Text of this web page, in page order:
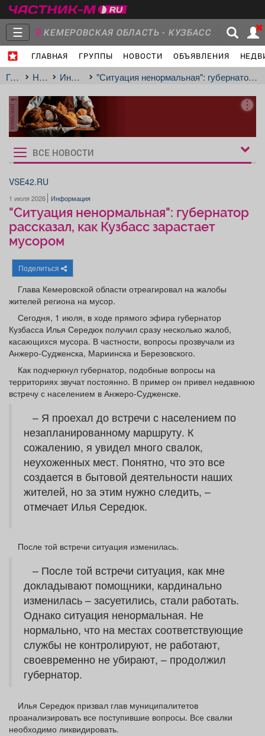
☰ КЕМЕРОВСКАЯ ОБЛАСТЬ - КУЗБАСС
ГЛАВНАЯ ГРУППЫ НОВОСТИ ОБЪЯВЛЕНИЯ
Главная
Группы Новости
Объявления Недвижимость Услуги
Работа Компании
Афиша
Товары Поздравления Погода
ГлавнаяНовостиИнформация "Ситуация ненормальная": губернатор рассказал, как Кузбасс зарастает мусором
реклама
Рукбрики
новостей
ВСЕ НОВОСТИ
VSE42.RU
1 июля 2026 Информация
"Ситуация ненормальная": губернатор
рассказал, как Кузбасс зарастает
мусором
Поделиться
Глава Кемеровской области отреагировал на жалобы
жителей региона на мусор.
Сегодня, 1 июля, в ходе прямого эфира губернатор
Кузбасса Илья Середюк получил сразу несколько жалоб,
касающихся мусора. В частности, вопросы прозвучали из
Анжеро-Судженска, Мариинска и Березовского.
Как подчеркнул губернатор, подобные вопросы на
территориях звучат постоянно. В пример он привел недавнюю
встречу с населением в Анжеро-Судженске.
– Я проехал до встречи с населением по
незапланированному маршруту. К
сожалению, я увидел много свалок,
неухоженных мест. Понятно, что это все
создается в бытовой деятельности наших
жителей, но за этим нужно следить, –
отмечает Илья Середюк.
После той встречи ситуация изменилась.
– После той встречи ситуация, как мне
докладывают помощники, кардинально
изменилась – засуетились, стали работать.
Однако ситуация ненормальная. Не
нормально, что на местах соответствующие
службы не контролируют, не работают,
своевременно не убирают, – продолжил
губернатор.
Илья Середюк призвал глав муниципалитетов
проанализировать все поступившие вопросы. Все свалки
необходимо ликвидировать.